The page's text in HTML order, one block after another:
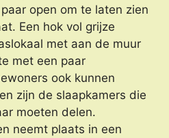
open om te laten zien
Een hok vol grijze
met aan de muur
met een paar
ook kunnen
zijn de slaapkamers die
moeten delen.
neemt plaats in een